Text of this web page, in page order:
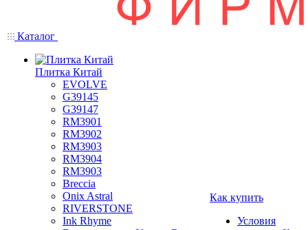
Каталог
Плитка Китай
EVOLVE
G39145
G39147
RM3901
RM3902
RM3903
RM3904
RM3903
Breccia
Onix Astral
RIVERSTONE
Ink Rhyme
Как купить
Условия